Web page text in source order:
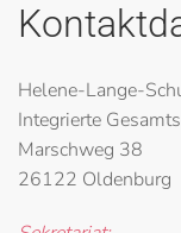
Helene-Lange-
Integrierte
Marschweg 38
26122 Oldenburg